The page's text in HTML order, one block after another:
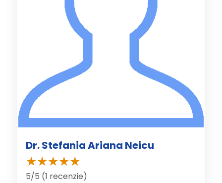
Dr. Stefania Ariana Neicu
5/5 (1 recenzie)